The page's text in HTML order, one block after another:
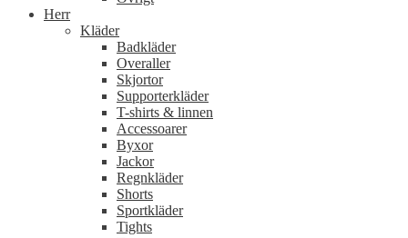
Herr
Kläder
Badkläder
Overaller
Skjortor
Supporterkläder
T-shirts & linnen
Accessoarer
Byxor
Jackor
Regnkläder
Shorts
Sportkläder
Tights